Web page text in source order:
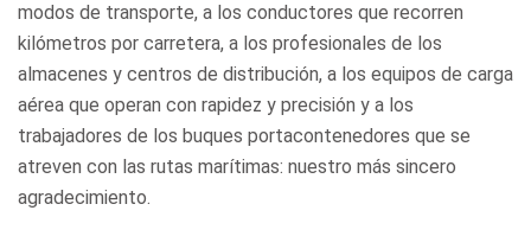
modos de transporte, a los conductores que recorren
kilómetros por carretera, a los profesionales de los
almacenes y centros de distribución, a los equipos de carga
aérea que operan con rapidez y precisión y a los
trabajadores de los buques portacontenedores que se
atreven con las rutas marítimas: nuestro más sincero
agradecimiento.